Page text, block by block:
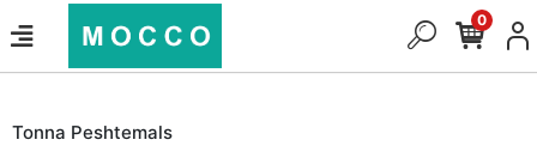
0
Tonna Peshtemals